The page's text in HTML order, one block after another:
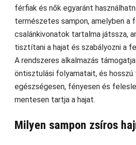
férfiak és nők egyaránt
természetes sampon, amelyben a
csalánkivonatok tartalma játssza,
tisztítani a hajat és szabályozni a
A rendszeres alkalmazás
öntisztulási folyamatait, és hosszú
egészségesen, fényesen és
mentesen tartja a hajat.
Milyen sampon zsíros